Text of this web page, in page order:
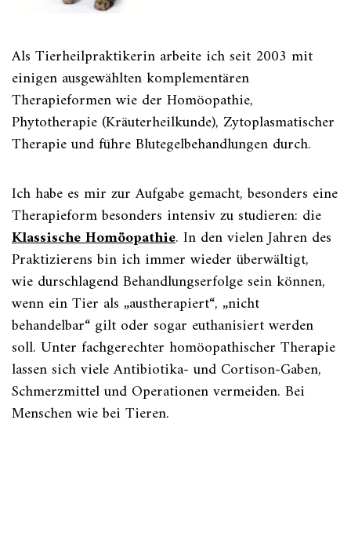
Als Tierheilpraktikerin arbeite ich seit 2003 mit
einigen ausgewählten komplementären
Therapieformen wie der Homöopathie,
Phytotherapie (Kräuterheilkunde), Zytoplasmatischer
Therapie und führe Blutegelbehandlungen durch.
Ich habe es mir zur Aufgabe gemacht, besonders eine
Therapieform besonders intensiv zu studieren: die
Klassische Homöopathie. In den vielen Jahren des
Praktizierens bin ich immer wieder überwältigt,
wie durschlagend Behandlungserfolge sein können,
wenn ein Tier als „austherapiert“, „nicht
behandelbar“ gilt oder sogar euthanisiert werden
soll. Unter fachgerechter homöopathischer Therapie
lassen sich viele Antibiotika- und Cortison-Gaben,
Schmerzmittel und Operationen vermeiden. Bei
Menschen wie bei Tieren.